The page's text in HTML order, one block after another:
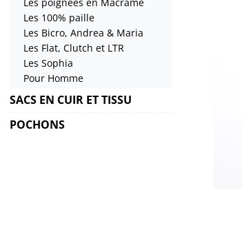
Les 100% paille
Les Bicro, Andrea & Maria
Les Flat, Clutch et LTR
Les Sophia
Pour Homme
SACS EN CUIR ET TISSU
POCHONS